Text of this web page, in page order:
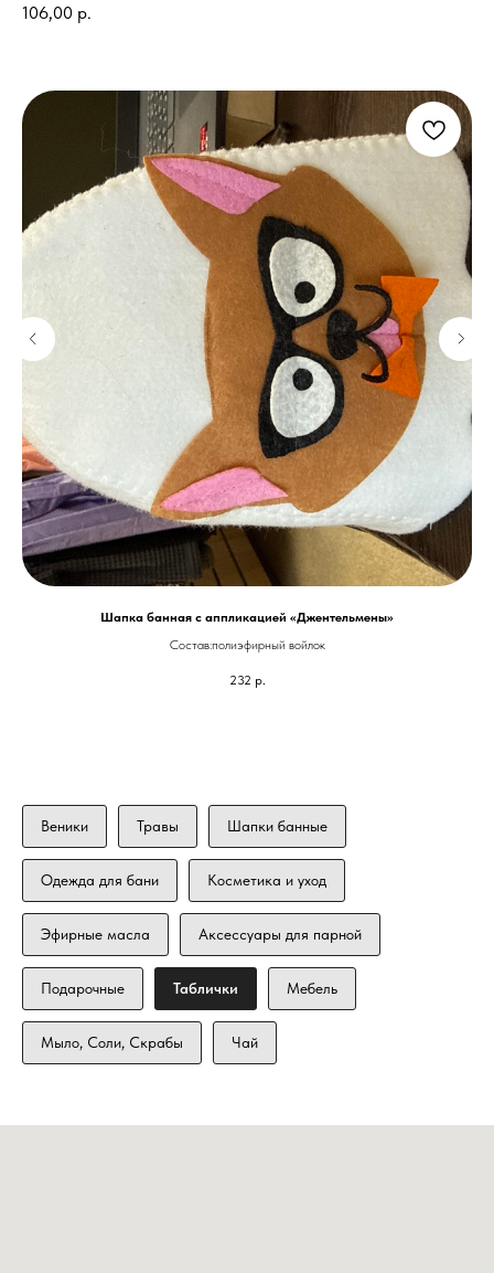
106,00 р.
Шапка банная с аппликацией «Джентельмены»
Состав:полиэфирный войлок
232 р.
Веники Травы Шапки банные
Одежда для бани Косметика и уход
Эфирные масла Аксессуары для парной
Подарочные Таблички Мебель
Мыло, Соли, Скрабы Чай